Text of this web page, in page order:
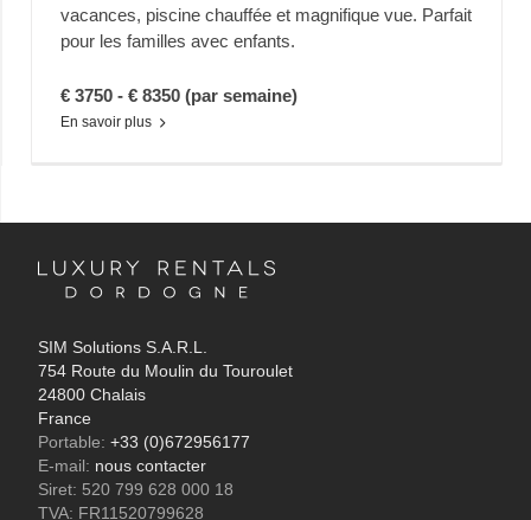
vacances, piscine chauffée et magnifique vue. Parfait
pour les familles avec enfants.
€ 3750 - € 8350 (par semaine)
En savoir plus
SIM Solutions S.A.R.L.
754 Route du Moulin du Touroulet
24800 Chalais
France
Portable: +33 (0)672956177
E-mail: nous contacter
Siret: 520 799 628 000 18
TVA: FR11520799628